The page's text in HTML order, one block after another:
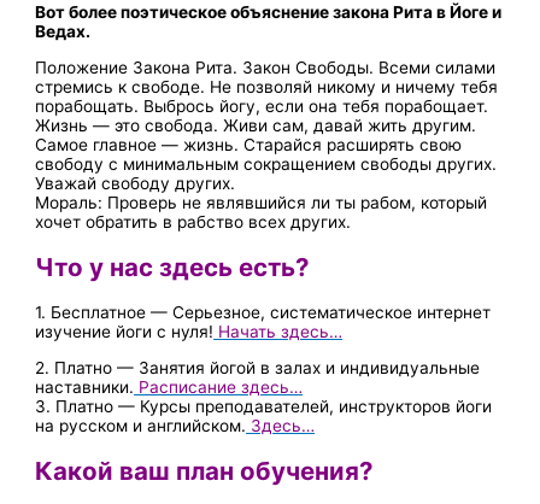
Вот более поэтическое объяснение закона Рита в Йоге и
Ведах.
Положение Закона Рита. Закон Свободы. Всеми силами
стремись к свободе. Не позволяй никому и ничему тебя
порабощать. Выбрось йогу, если она тебя порабощает.
Жизнь — это свобода. Живи сам, давай жить другим.
Самое главное — жизнь. Старайся расширять свою
свободу с минимальным сокращением свободы других.
Уважай свободу других.
Мораль: Проверь не являвшийся ли ты рабом, который
хочет обратить в рабство всех других.
Что у нас здесь есть?
1. Бесплатное — Серьезное, систематическое интернет
изучение йоги с нуля! Начать здесь…
2. Платно — Занятия йогой в залах и индивидуальные
наставники. Расписание здесь…
3. Платно — Курсы преподавателей, инструкторов йоги
на русском и английском. Здесь…
Какой ваш план обучения?